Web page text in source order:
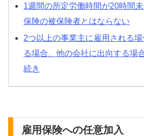
1週間の所定労働時間が20時間
保険の被保険者とはならない
2つ以上の事業主に雇用される
る場合、他の会社に出向する場
続き
雇用保険への任意加入